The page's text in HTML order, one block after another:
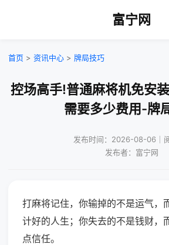
富宁网
首页 > 资讯中心 > 牌局技巧
控场高手!普通麻将机免安
需要多少费用-牌
发布时间：2026-08-06｜
发布者：富宁网
打麻将记住，你输掉的不是运气，
计好的人生；你失去的不是钱财，
点信任。